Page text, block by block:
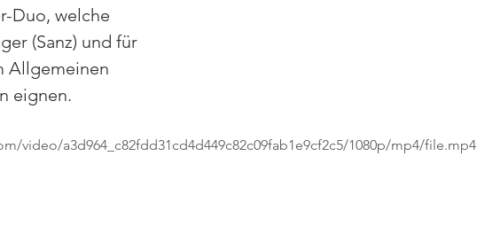
Duo, welche
(Sanz) und für
Allgemeinen
eignen.
video/a3d964_c82fdd31cd4d449c82c09fab1e9cf2c5/1080p/mp4/file.mp4